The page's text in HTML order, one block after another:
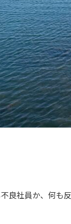
良社員か、何も